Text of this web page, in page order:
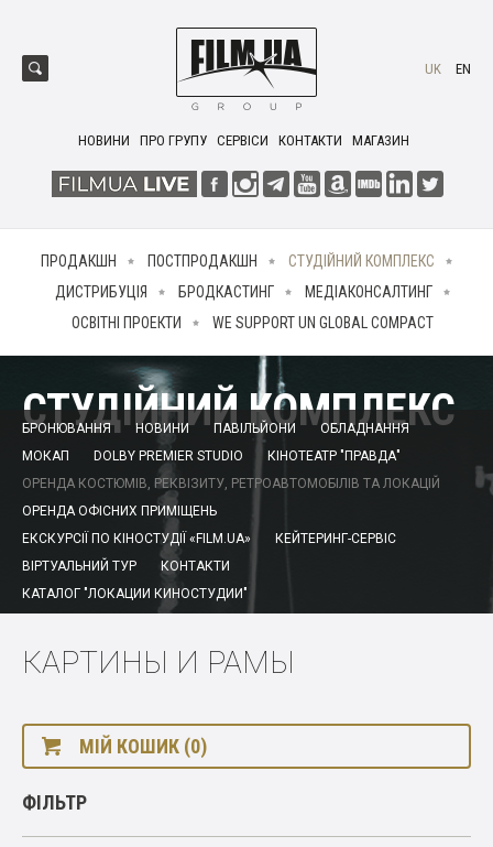
НОВИНИ ПРО ГРУПУ СЕРВІСИ КОНТАКТИ МАГАЗИН
UK EN
ПРОДАКШН ПОСТПРОДАКШН
СТУДІЙНИЙ КОМПЛЕКС
ДИСТРИБУЦІЯ
БРОДКАСТИНГ
МЕДІАКОНСАЛТИНГ
ОСВІТНІ ПРОЕКТИ
WE SUPPORT UN GLOBAL COMPACT
СТУДІЙНИЙ КОМПЛЕКС
БРОНЮВАННЯ НОВИНИ ПАВІЛЬЙОНИ
ОБЛАДНАННЯ
МОКАП
DOLBY PREMIER STUDIO
КІНОТЕАТР "ПРАВДА"
ОРЕНДА КОСТЮМІВ, РЕКВІЗИТУ, РЕТРОАВТОМОБІЛІВ ТА ЛОКАЦІЙ
ОРЕНДА ОФІСНИХ ПРИМІЩЕНЬ
ЕКСКУРСІЇ ПО КІНОСТУДІЇ «FILM.UA»
КЕЙТЕРИНГ-СЕРВІС
ВІРТУАЛЬНИЙ ТУР
КОНТАКТИ
КАТАЛОГ "ЛОКАЦИИ КИНОСТУДИИ"
КАРТИНЫ И РАМЫ
МІЙ КОШИК (0)
ФІЛЬТР